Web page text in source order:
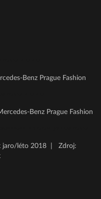
Benz Prague Fashion
Benz Prague Fashion
jaro/léto 2018
Zdroj: